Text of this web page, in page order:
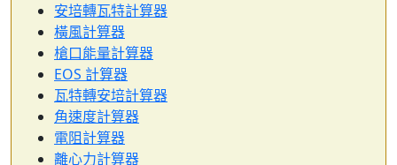
安培轉瓦特計算器
橫風計算器
槍口能量計算器
EOS 計算器
瓦特轉安培計算器
角速度計算器
電阻計算器
離心力計算器